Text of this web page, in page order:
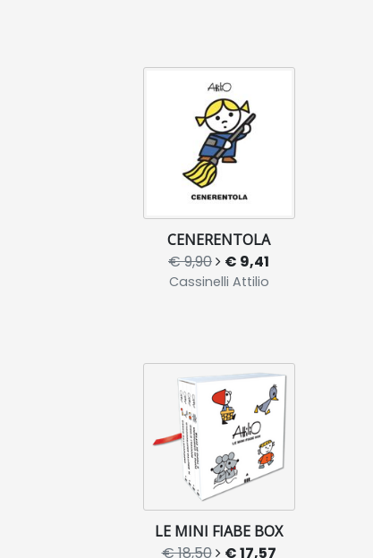
CENERENTOLA
€ 9,90 € 9,41
Cassinelli Attilio
LE MINI FIABE BOX
€ 18,50 € 17,57